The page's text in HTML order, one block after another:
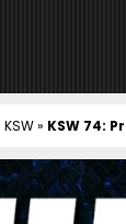
KSW» KSW 74: